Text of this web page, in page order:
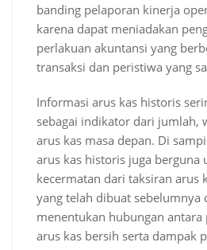
banding pelaporan kinerja
karena dapat meniadakan
perlakuan akuntansi yang
transaksi dan peristiwa yang
Informasi arus kas historis
sebagai indikator dari jumlah,
arus kas masa depan. Di
arus kas historis juga berguna
kecermatan dari taksiran arus
yang telah dibuat sebelumnya
menentukan hubungan
arus kas bersih serta dampak